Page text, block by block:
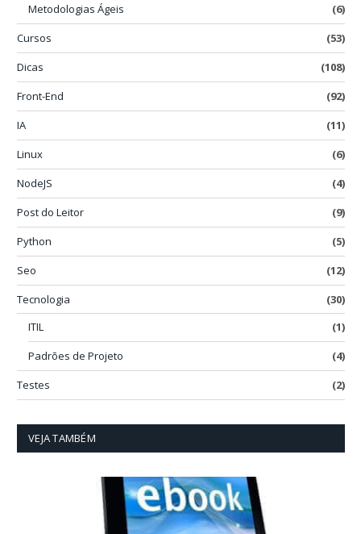
Metodologias Ágeis
(6)
Cursos
(53)
Dicas
(108)
Front-End
(92)
IA
(11)
Linux
(6)
NodeJS
(4)
Post do Leitor
(9)
Python
(5)
Seo
(12)
Tecnologia
(30)
ITIL
(1)
Padrões de Projeto
(4)
Testes
(2)
VEJA TAMBÉM